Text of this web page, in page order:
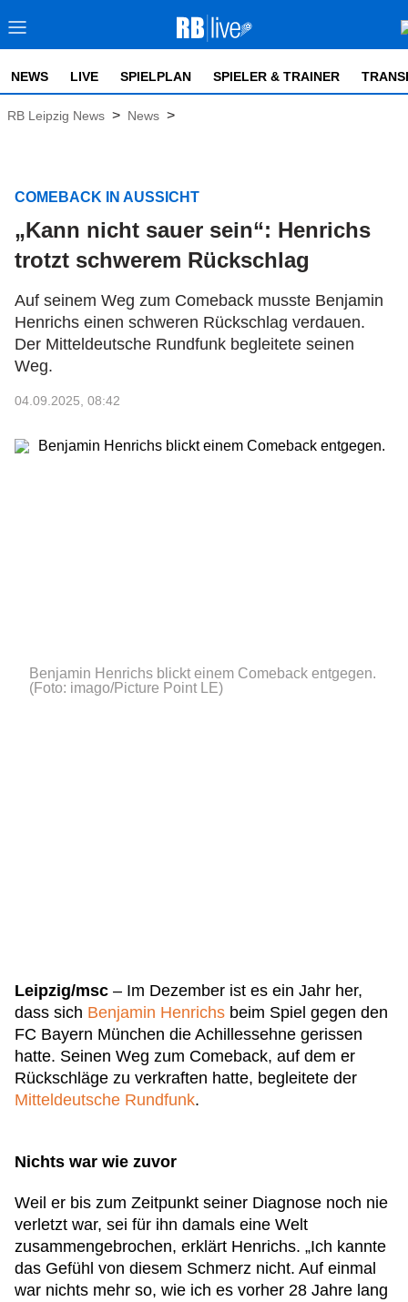
NEWS LIVE SPIELPLAN SPIELER & TRAINER
RB Leipzig News > News >
COMEBACK IN AUSSICHT
„Kann nicht sauer sein“: Henrichs
trotzt schwerem Rückschlag
Auf seinem Weg zum Comeback musste Benjamin
Henrichs einen schweren Rückschlag verdauen.
Der Mitteldeutsche Rundfunk begleitete seinen
Weg.
04.09.2025, 08:42
Benjamin Henrichs blickt einem Comeback entgegen.
(Foto: imago/Picture Point LE)
Leipzig/msc – Im Dezember ist es ein Jahr her,
dass sich Benjamin Henrichs beim Spiel gegen den
FC Bayern München die Achillessehne gerissen
hatte. Seinen Weg zum Comeback, auf dem er
Rückschläge zu verkraften hatte, begleitete der
Mitteldeutsche Rundfunk.
Nichts war wie zuvor
Weil er bis zum Zeitpunkt seiner Diagnose noch nie
verletzt war, sei für ihn damals eine Welt
zusammengebrochen, erklärt Henrichs. „Ich kannte
das Gefühl von diesem Schmerz nicht. Auf einmal
war nichts mehr so, wie ich es vorher 28 Jahre lang